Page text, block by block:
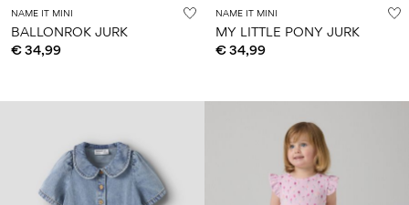
NAME IT MINI
BALLONROK JURK
€ 34,99
NAME IT MINI
MY LITTLE PONY JURK
€ 34,99